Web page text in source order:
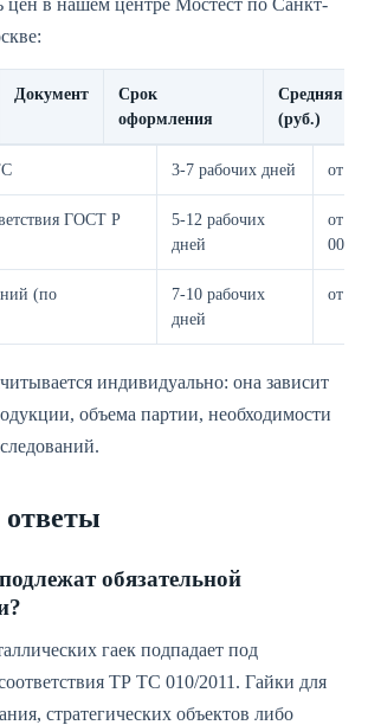
цен в нашем центре Мостест по Санкт-
Документ
Срок
оформления
Средняя
(руб.)
3-7 рабочих дней от 9
ГОСТ Р
5-12 рабочих
дней
от
000
(по
7-10 рабочих
дней
от 8
индивидуально: она зависит
объема партии, необходимости
обязательной
гаек подпадает под
ТР ТС 010/2011. Гайки для
стратегических объектов либо